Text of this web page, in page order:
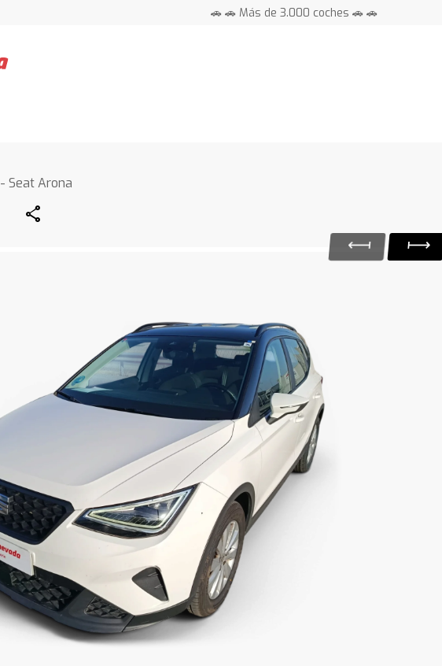
🚗 🚗 Más de 3.000 coches 🚗 🚗
- Seat Arona
Share